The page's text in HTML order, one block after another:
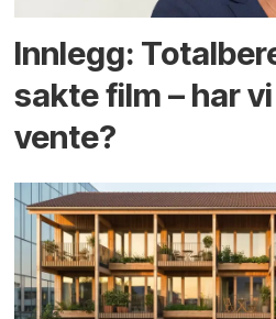
Innlegg:
sakte film – har
vente?